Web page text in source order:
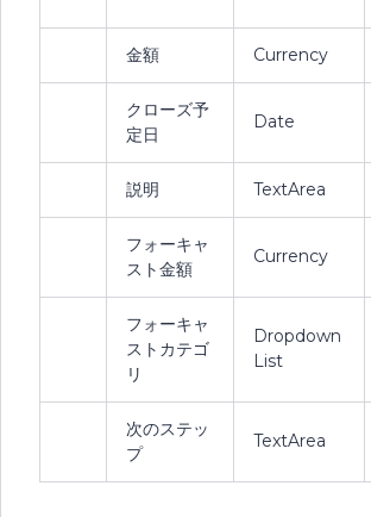
金額 Currency
クローズ予
定日
Date
説明 TextArea
フォーキャ
スト金額
Currency
フォーキャ
ストカテゴ
リ
Dropdown
List
次のステッ
プ
TextArea